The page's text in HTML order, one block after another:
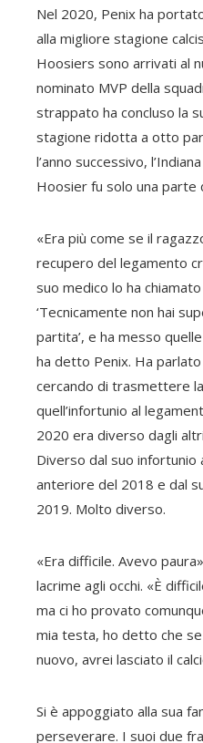
Nel 2020, Penix ha
alla migliore stagione
Hoosiers sono arrivati ​​​​al
nominato MVP della
strappato ha concluso la
stagione ridotta a otto
l’anno successivo,
Hoosier fu solo una parte
«Era più come se il
recupero del legamento
suo medico lo ha
‘Tecnicamente non hai
partita’, e ha messo
ha detto Penix. Ha
cercando di trasmettere
quell’infortunio al
2020 era diverso dagli
Diverso dal suo infortunio
anteriore del 2018 e dal
2019. Molto diverso.
«Era difficile. Avevo
lacrime agli occhi. «È
ma ci ho provato
mia testa, ho detto che
nuovo, avrei lasciato il
Si è appoggiato alla sua
perseverare. I suoi due